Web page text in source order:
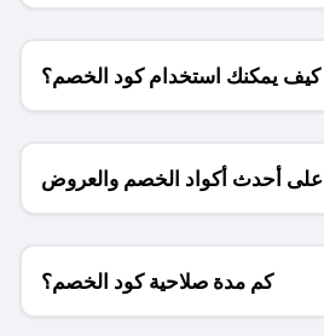
كيف يمكنك استخدام كود الخصم؟
أحدث أكواد الخصم والعروض
للمتاجر؟
كم مدة صلاحية كود الخصم؟